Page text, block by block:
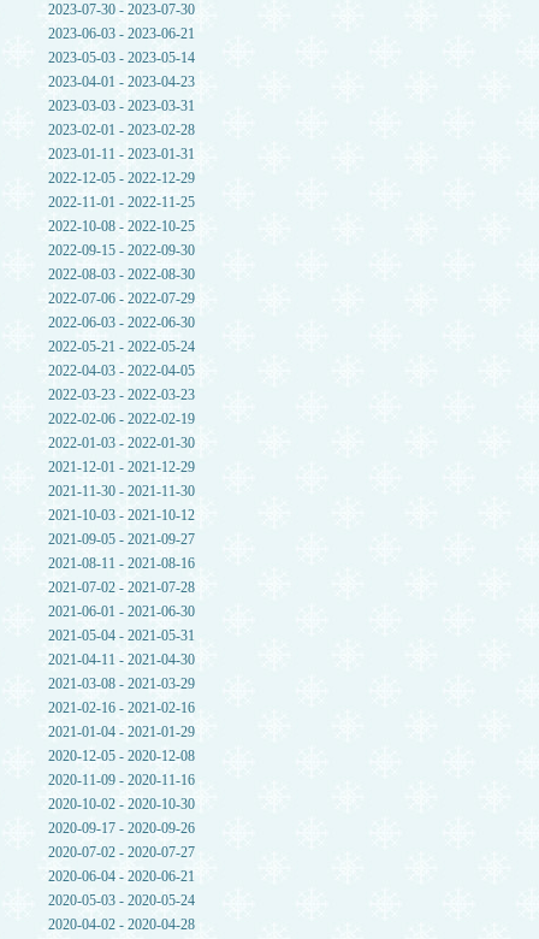
2023-07-30 - 2023-07-30
2023-06-03 - 2023-06-21
2023-05-03 - 2023-05-14
2023-04-01 - 2023-04-23
2023-03-03 - 2023-03-31
2023-02-01 - 2023-02-28
2023-01-11 - 2023-01-31
2022-12-05 - 2022-12-29
2022-11-01 - 2022-11-25
2022-10-08 - 2022-10-25
2022-09-15 - 2022-09-30
2022-08-03 - 2022-08-30
2022-07-06 - 2022-07-29
2022-06-03 - 2022-06-30
2022-05-21 - 2022-05-24
2022-04-03 - 2022-04-05
2022-03-23 - 2022-03-23
2022-02-06 - 2022-02-19
2022-01-03 - 2022-01-30
2021-12-01 - 2021-12-29
2021-11-30 - 2021-11-30
2021-10-03 - 2021-10-12
2021-09-05 - 2021-09-27
2021-08-11 - 2021-08-16
2021-07-02 - 2021-07-28
2021-06-01 - 2021-06-30
2021-05-04 - 2021-05-31
2021-04-11 - 2021-04-30
2021-03-08 - 2021-03-29
2021-02-16 - 2021-02-16
2021-01-04 - 2021-01-29
2020-12-05 - 2020-12-08
2020-11-09 - 2020-11-16
2020-10-02 - 2020-10-30
2020-09-17 - 2020-09-26
2020-07-02 - 2020-07-27
2020-06-04 - 2020-06-21
2020-05-03 - 2020-05-24
2020-04-02 - 2020-04-28